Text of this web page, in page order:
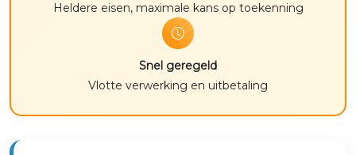
Heldere eisen, maximale kans op toekenning
Snel geregeld
Vlotte verwerking en uitbetaling